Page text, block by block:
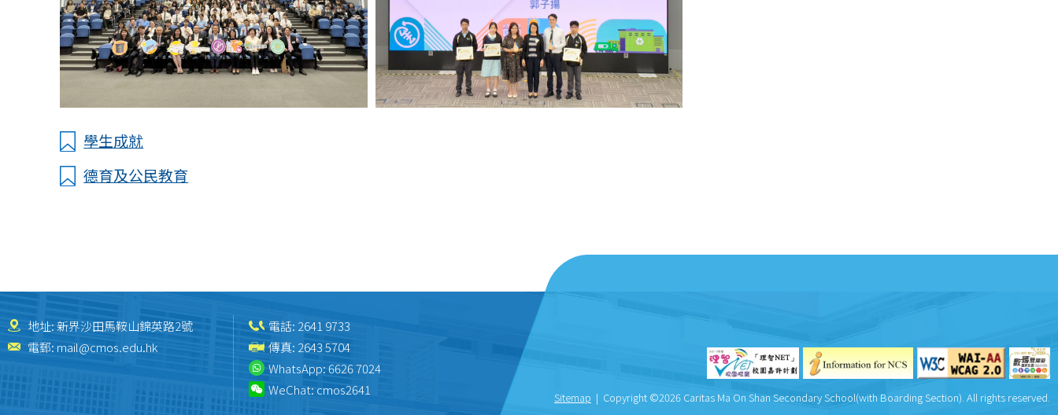
學生成就
德育及公民教育
地址: 新界沙田馬鞍山錦英路2號
電郵: mail@cmos.edu.hk
電話: 2641 9733
傳真: 2643 5704
WhatsApp:6626 7024
WeChat: cmos2641 Sitemap | Copyright ©2026 Caritas Ma On Shan Secondary School(with Boarding Section). All rights reserved.